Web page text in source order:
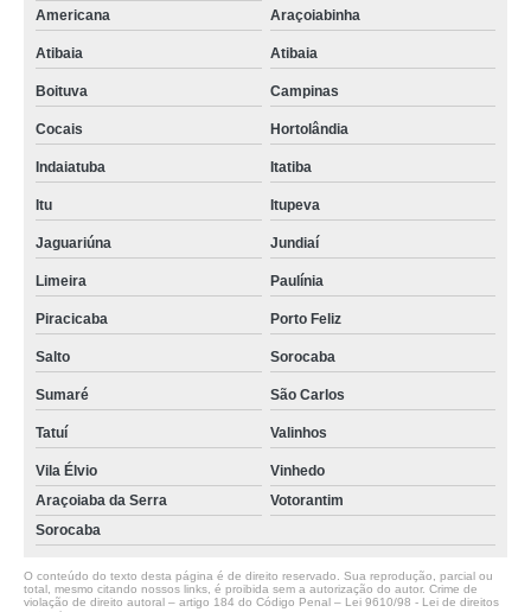
Americana
Araçoiabinha
Atibaia Atibaia
Boituva Campinas
Cocais Hortolândia
Indaiatuba Itatiba
Itu Itupeva
Jaguariúna Jundiaí
Limeira Paulínia
Piracicaba Porto Feliz
Salto Sorocaba
Sumaré São Carlos
Tatuí Valinhos
Vila Élvio
Vinhedo
Araçoiaba da Serra
Votorantim
Sorocaba
O conteúdo do texto desta página é de direito reservado. Sua reprodução, parcial ou
total, mesmo citando nossos links, é proibida sem a autorização do autor. Crime de
violação de direito autoral – artigo 184 do Código Penal – Lei 9610/98 - Lei de direitos